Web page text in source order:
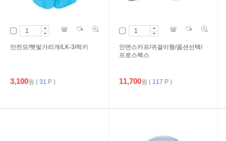
안전모/햇빛가리개/LK-3/럭키
3,100원 ( 31 P )
안면스카프/귀걸이형/옵션선택/
프로스펙스
11,700원 ( 117 P )